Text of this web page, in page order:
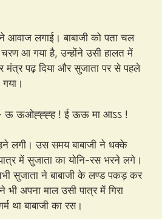
आवाज लगाई। बाबाजी को पता चल
आ गया है, उन्होंने उसी हालत में
पढ़ दिया और सुजाता पर से पहले
ऊ ऊओह्ह्ह्ह ! ई ऊऊ मा आऽऽ !
लगी। उस समय बाबाजी ने धक्के
में सुजाता का योनि-रस भरने लगे।
सुजाता ने बाबाजी के लण्ड पकड़ कर
भी अपना माल उसी पात्र में गिरा
था बाबाजी का रस।